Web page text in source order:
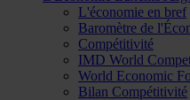
L'économie en bref
Baromètre de
Compétitivité
IMD World
World Economic
Bilan Compétitivité